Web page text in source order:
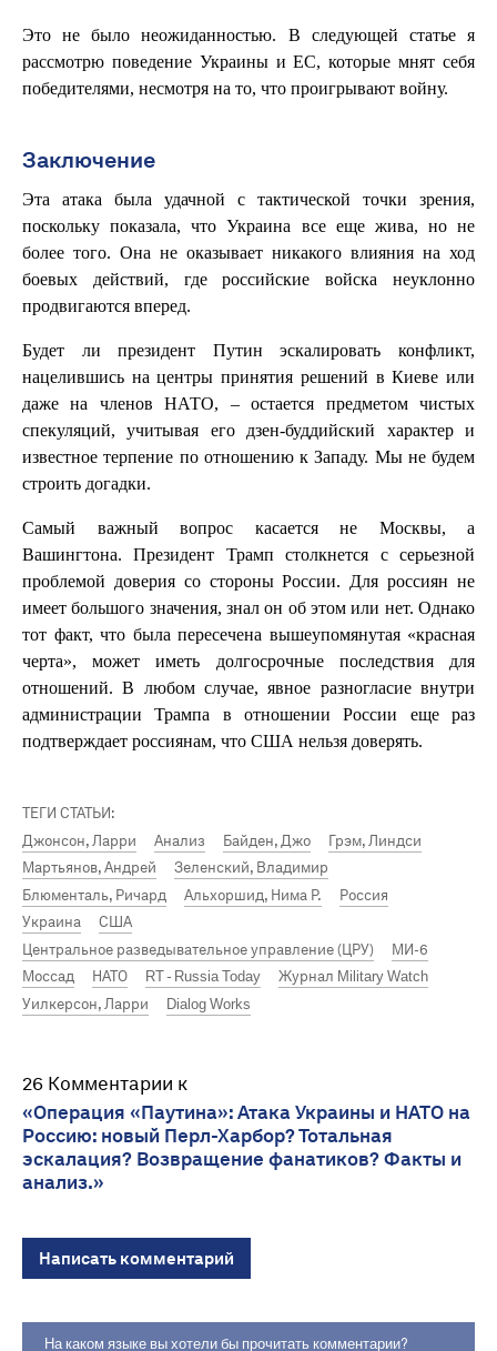
Это не было неожиданностью. В следующей статье я
рассмотрю поведение Украины и ЕС, которые мнят себя
победителями, несмотря на то, что проигрывают войну.
Заключение
Эта атака была удачной с тактической точки зрения,
поскольку показала, что Украина все еще жива, но не
более того. Она не оказывает никакого влияния на ход
боевых действий, где российские войска неуклонно
продвигаются вперед.
Будет ли президент Путин эскалировать конфликт,
нацелившись на центры принятия решений в Киеве или
даже на членов НАТО, – остается предметом чистых
спекуляций, учитывая его дзен-буддийский характер и
известное терпение по отношению к Западу. Мы не будем
строить догадки.
Самый важный вопрос касается не Москвы, а
Вашингтона. Президент Трамп столкнется с серьезной
проблемой доверия со стороны России. Для россиян не
имеет большого значения, знал он об этом или нет. Однако
тот факт, что была пересечена вышеупомянутая «красная
черта», может иметь долгосрочные последствия для
отношений. В любом случае, явное разногласие внутри
администрации Трампа в отношении России еще раз
подтверждает россиянам, что США нельзя доверять.
ТЕГИ СТАТЬИ:
Джонсон, Ларри
Анализ Байден, Джо
Грэм, Линдси
Мартьянов, Андрей
Зеленский, Владимир
Блюменталь, Ричард
Альхоршид, Нима Р.
Россия
Украина
США
Центральное разведывательное управление (ЦРУ)
МИ-6
Моссад
НАТО RT - Russia Today
Журнал Military Watch
Уилкерсон, Ларри
Dialog Works
26 Комментарии к
«Операция «Паутина»: Атака Украины и НАТО на
Россию: новый Перл-Харбор? Тотальная
эскалация? Возвращение фанатиков? Факты и
анализ.»
Написать комментарий
На каком языке вы хотели бы прочитать комментарии?